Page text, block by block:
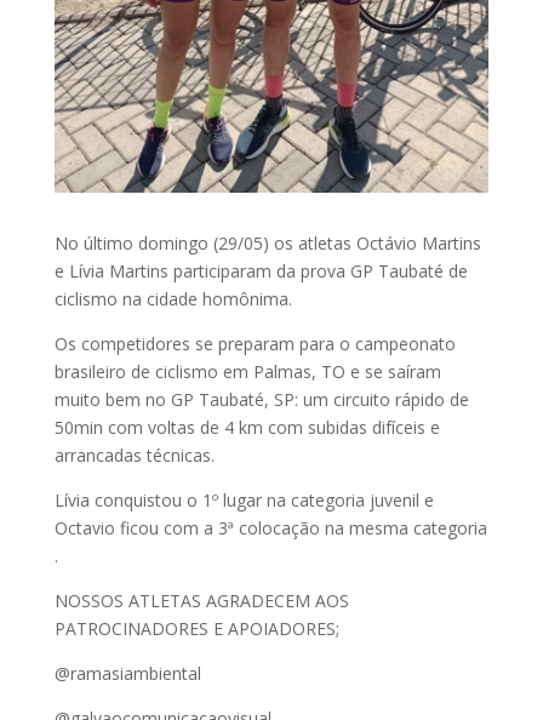
No último domingo (29/05) os atletas Octávio Martins
e Lívia Martins participaram da prova GP Taubaté de
ciclismo na cidade homônima.
Os competidores se preparam para o campeonato
brasileiro de ciclismo em Palmas, TO e se saíram
muito bem no GP Taubaté, SP: um circuito rápido de
50min com voltas de 4 km com subidas difíceis e
arrancadas técnicas.
Lívia conquistou o 1º lugar na categoria juvenil e
Octavio ficou com a 3ª colocação na mesma categoria
.
NOSSOS ATLETAS AGRADECEM AOS
PATROCINADORES E APOIADORES;
@ramasiambiental